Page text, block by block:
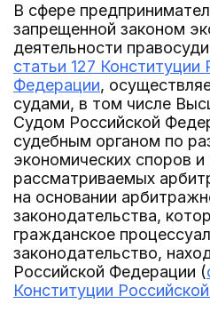
В сфере
запрещенной законом
деятельности
статьи 127 Конституции
Федерации,
судами, в том числе
Судом Российской
судебным органом по
экономических споров и
рассматриваемых
на основании
законодательства,
гражданское
законодательство,
Российской Федерации (
Конституции